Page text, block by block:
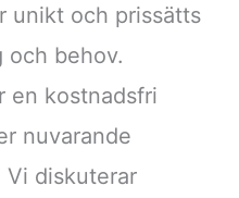
unikt och prissätts
och behov.
en kostnadsfri
nuvarande
Vi diskuterar